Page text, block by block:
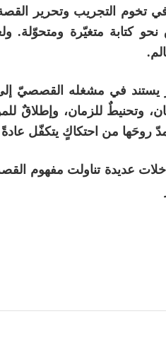
في تخوم التجريب وتحرير
نحو كتابة متغيّرة ومتحوّلة.
في مشغله القصصيّ إلى
وتحنيطٌ للزمان، وإطلاقٌ
روحَها من احتكاكٍ يتكفّل
عديدة تناولت مفهوم